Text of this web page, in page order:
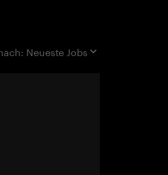
Neueste Jobs